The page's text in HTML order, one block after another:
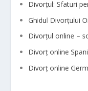
Divorțul: Sfaturi
Ghidul Divorțului
Divorțul online –
Divorț online
Divorț online